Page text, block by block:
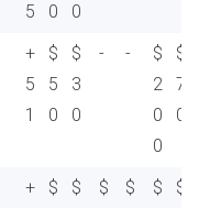
5
0
0
+
5
1
$
5
0
$
3
0
- -
$
2
0
0
$
7
0
+
$
$
$
$
$
$